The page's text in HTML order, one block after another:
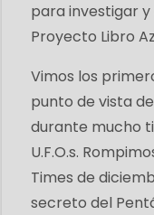
para investigar
Proyecto Libro
Vimos los
punto de vista
durante mucho
U.F.O.s.
Times de
secreto del